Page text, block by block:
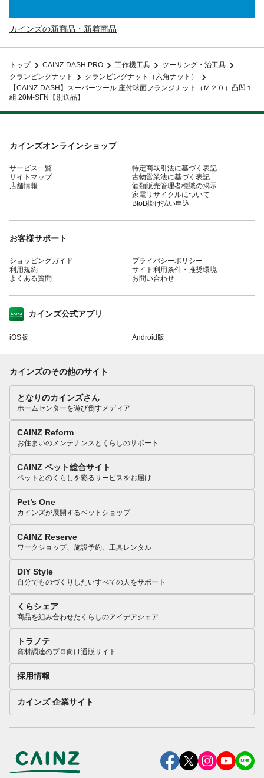
カインズの新商品・新着商品
トップ CAINZ-DASH PRO 工作機工具
ツーリング・治工具
クランピングナット
クランピングナット（六角ナット）
【CAINZ-DASH】スーパーツール 座付球面フランジナット（Ｍ２０）凸凹１
組 20M-SFN【別送品】
カインズオンラインショップ
サービス一覧
サイトマップ
店舗情報
特定商取引法に基づく表記
古物営業法に基づく表記
酒類販売管理者標識の掲示
家電リサイクルについて
BtoB掛け払い申込
お客様サポート
ショッピングガイド
利用規約
よくある質問
プライバシーポリシー
サイト利用条件・推奨環境
お問い合わせ
カインズ公式アプリ
iOS版 Android版
カインズのその他のサイト
となりのカインズさん
ホームセンターを遊び倒すメディア
CAINZ Reform
お住まいのメンテナンスとくらしのサポート
CAINZ ペット総合サイト
ペットとのくらしを彩るサービスをお届け
Pet’s One
カインズが展開するペットショップ
CAINZ Reserve
ワークショップ、施設予約、工具レンタル
DIY Style
自分でものづくりしたいすべての人をサポート
くらシェア
商品を組み合わせたくらしのアイデアシェア
トラノテ
資材調達のプロ向け通販サイト
採用情報
カインズ 企業サイト